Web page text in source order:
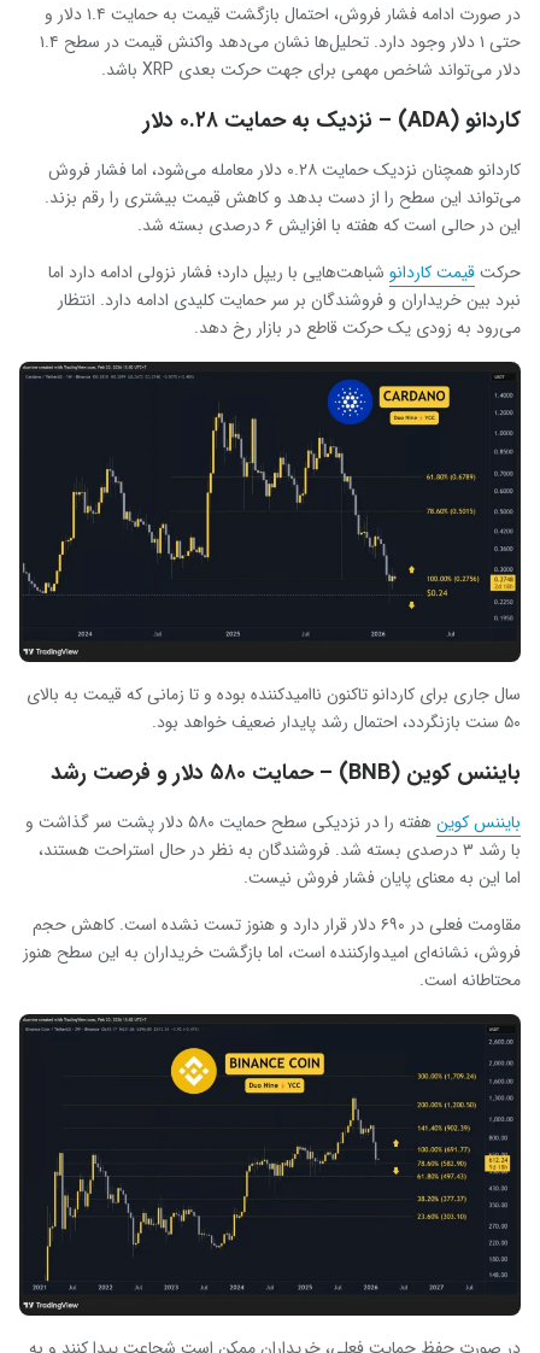
در صورت ادامه فشار فروش، احتمال بازگشت قیمت به حمایت ۱.۴ دلار و
حتی ۱ دلار وجود دارد. تحلیل‌ها نشان می‌دهد واکنش قیمت در سطح ۱.۴
دلار می‌تواند شاخص مهمی برای جهت حرکت بعدی XRP باشد.
کاردانو (ADA) – نزدیک به حمایت ۰.۲۸ دلار
کاردانو همچنان نزدیک حمایت ۰.۲۸ دلار معامله می‌شود، اما فشار فروش
می‌تواند این سطح را از دست بدهد و کاهش قیمت بیشتری را رقم بزند.
این در حالی است که هفته با افزایش ۶ درصدی بسته شد.
حرکتقیمت کاردانو شباهت‌هایی با ریپل دارد؛ فشار نزولی ادامه دارد اما
نبرد بین خریداران و فروشندگان بر سر حمایت کلیدی ادامه دارد. انتظار
می‌رود به زودی یک حرکت قاطع در بازار رخ دهد.
سال جاری برای کاردانو تاکنون ناامیدکننده بوده و تا زمانی که قیمت به بالای
۵۰ سنت بازنگردد، احتمال رشد پایدار ضعیف خواهد بود.
بایننس کوین (BNB) – حمایت ۵۸۰ دلار و فرصت رشد
بایننس کوین
هفته را در نزدیکی سطح حمایت ۵۸۰ دلار پشت سر گذاشت و
با رشد ۳ درصدی بسته شد. فروشندگان به نظر در حال استراحت هستند،
اما این به معنای پایان فشار فروش نیست.
مقاومت فعلی در ۶۹۰ دلار قرار دارد و هنوز تست نشده است. کاهش حجم
فروش، نشانه‌ای امیدوارکننده است، اما بازگشت خریداران به این سطح هنوز
محتاطانه است.